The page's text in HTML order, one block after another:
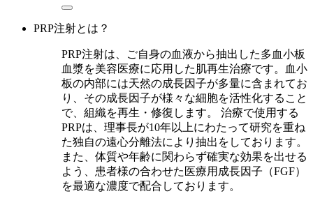
PRP注射とは？
PRP注射は、ご自身の血液から抽出した多血小板
血漿を美容医療に応用した肌再生治療です。血小
板の内部には天然の成長因子が多量に含まれてお
り、その成長因子が様々な細胞を活性化すること
で、組織を再生・修復します。 治療で使用する
PRPは、理事長が10年以上にわたって研究を重ね
た独自の遠心分離法により抽出をしております。
また、体質や年齢に関わらず確実な効果を出せる
よう、患者様の合わせた医療用成長因子（FGF）
を最適な濃度で配合しております。